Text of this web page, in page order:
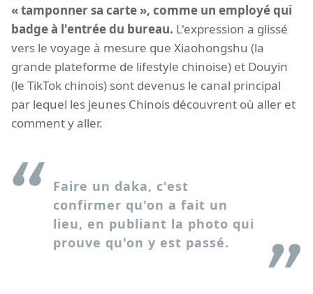
« tamponner sa carte », comme un employé qui
badge à l'entrée du bureau. L'expression a glissé
vers le voyage à mesure que Xiaohongshu (la
grande plateforme de lifestyle chinoise) et Douyin
(le TikTok chinois) sont devenus le canal principal
par lequel les jeunes Chinois découvrent où aller et
comment y aller.
Faire un daka, c'est
confirmer qu'on a fait un
lieu, en publiant la photo qui
prouve qu'on y est passé.